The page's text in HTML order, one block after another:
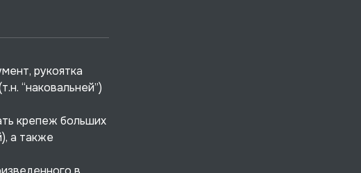
рукоятка
“наковальней”)
крепеж больших
а также